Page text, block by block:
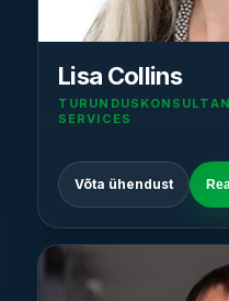
Lisa Collins
SERVICES
Võta ühendust